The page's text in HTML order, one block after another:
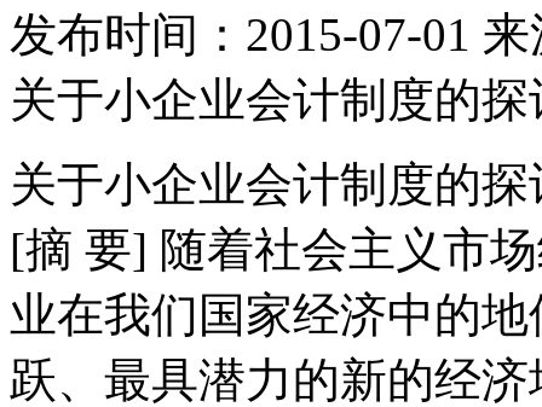
发布时间： 2015-07-01 来
关于小企业会计制度的
关于小企业会计制度的探
[摘 要] 随着社会主义市
业在我们国家经济中的
跃、最具潜力的新的经